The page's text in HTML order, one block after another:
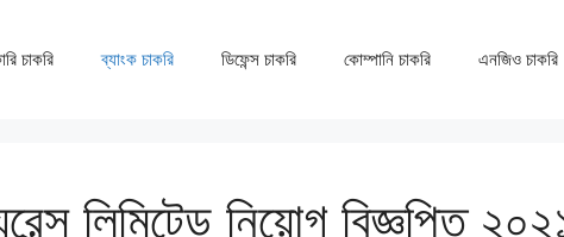
চাকরি ব্যাংক চাকরি ডিফেন্স চাকরি কোম্পানি চাকরি এনজিও চাকরি
লিমিটেড নিয়োগ বিজ্ঞপ্তি